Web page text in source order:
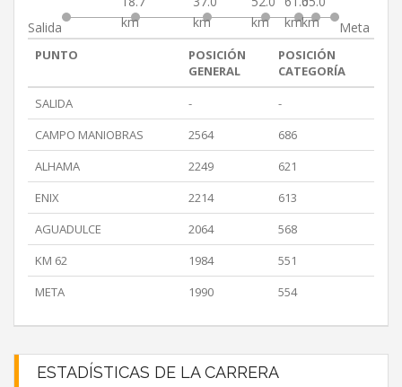
Salida
km
km
km
kmkm
Meta
PUNTO
POSICIÓN
GENERAL
POSICIÓN
CATEGORÍA
SALIDA
-
-
CAMPO MANIOBRAS
2564
686
ALHAMA
2249
621
ENIX
2214
613
AGUADULCE
2064
568
KM 62
1984
551
META
1990 554
ESTADÍSTICAS DE LA CARRERA